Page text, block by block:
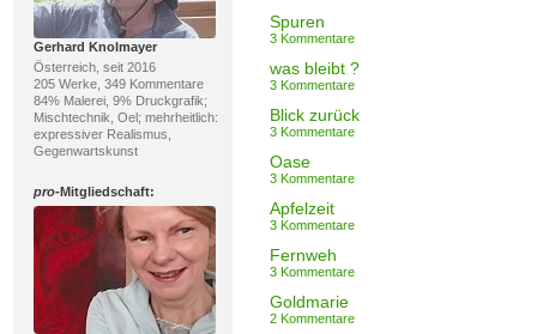
Gerhard Knolmayer
Österreich, seit 2016
205 Werke, 349 Kommentare
84% Malerei, 9% Druckgrafik;
Mischtechnik, Oel; mehrheitlich:
expressiver Realismus,
Gegenwartskunst
pro-Mitgliedschaft:
Spuren
3 Kommentare
was bleibt ?
3 Kommentare
Blick zurück
3 Kommentare
Oase
3 Kommentare
Apfelzeit
3 Kommentare
Fernweh
3 Kommentare
Goldmarie
2 Kommentare